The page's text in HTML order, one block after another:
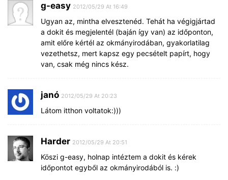
g-easy 2012/05/29 At 16:49
Ugyan az, mintha elvesztenéd. Tehát ha végigjártad
a dokit és megjelentél (baján így van) az időponton,
amit előre kértél az okmányirodában, gyakorlatilag
vezethetsz, mert kapsz egy pecsételt papírt, hogy
van, csak még nincs kész.
janó 2012/05/29 At 20:23
Látom itthon voltatok:)))
Harder 2012/05/29 At 20:51
Köszi g-easy, holnap intéztem a dokit és kérek
időpontot egyből az okmányirodából is. :)